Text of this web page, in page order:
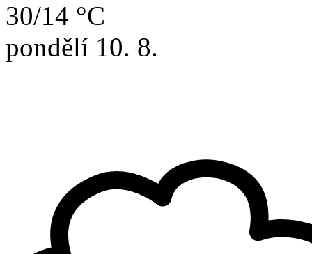
30/14 °C
pondělí 10. 8.